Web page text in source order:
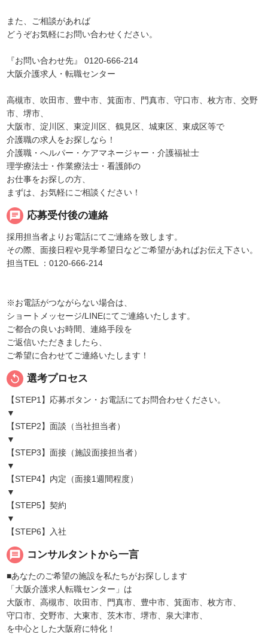
また、ご相談があれば
どうぞお気軽にお問い合わせください。
『お問い合わせ先』 0120-666-214
大阪介護求人・転職センター
高槻市、吹田市、豊中市、箕面市、門真市、守口市、枚方市、交野
市、堺市、
大阪市、淀川区、東淀川区、鶴見区、城東区、東成区等で
介護職の求人をお探しなら！
介護職・へルパー・ケアマネージャー・介護福祉士
理学療法士・作業療法士・看護師の
お仕事をお探しの方、
まずは、お気軽にご相談ください！
chat 応募受付後の連絡
採用担当者よりお電話にてご連絡を致します。
その際、面接日程や見学希望日などご希望があればお伝え下さい。
担当TEL ：0120-666-214
※お電話がつながらない場合は、
ショートメッセージ/LINEにてご連絡いたします。
ご都合の良いお時間、連絡手段を
ご返信いただきましたら、
ご希望に合わせてご連絡いたします！
replay 選考プロセス
【STEP1】応募ボタン・お電話にてお問合わせください。
▼
【STEP2】面談（当社担当者）
▼
【STEP3】面接（施設面接担当者）
▼
【STEP4】内定（面接1週間程度）
▼
【STEP5】契約
▼
【STEP6】入社
message コンサルタントから一言
■あなたのご希望の施設を私たちがお探しします
「大阪介護求人転職センター」は
大阪市、高槻市、吹田市、門真市、豊中市、箕面市、枚方市、
守口市、交野市、大東市、茨木市、堺市、泉大津市、
を中心とした大阪府に特化！